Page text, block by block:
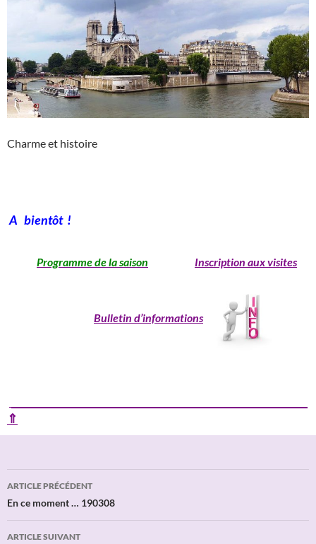
Charme et histoire
A bientôt !
Programme de la saison Inscription aux visites
Bulletin d’informations
⇑
Navigation
des
articles
ARTICLE PRÉCÉDENT
En ce moment … 190308
ARTICLE SUIVANT